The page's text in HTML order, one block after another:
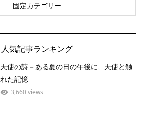
固定カテゴリー
人気記事ランキング
天使の詩－ある夏の日の午後に、天使と触
れた記憶
3,660 views